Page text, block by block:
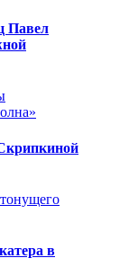
Павел
в